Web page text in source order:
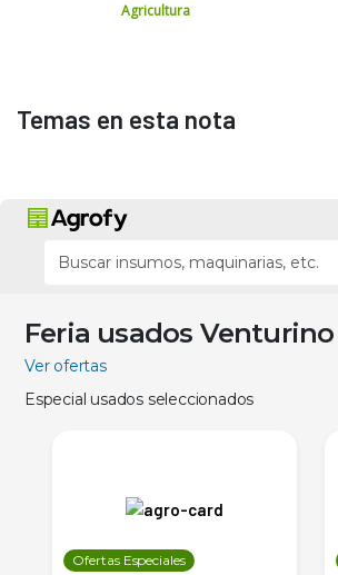
Agricultura
Temas en esta nota
Feria usados Venturino
Ver ofertas
Especial usados seleccionados
Ofertas Especiales